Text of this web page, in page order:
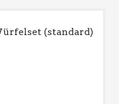
(standard)